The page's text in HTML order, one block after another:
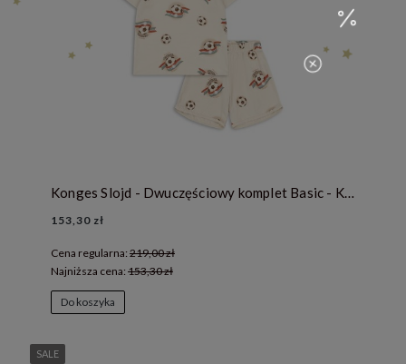
Konges Slojd - Dwuczęściowy komplet Basic - KICK IT
153,30 zł
Cena regularna: 219,00 zł
Najniższa cena: 153,30 zł
Do koszyka
SALE